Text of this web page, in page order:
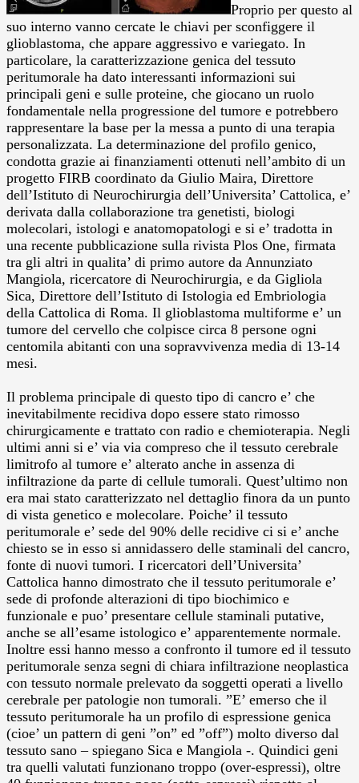
Proprio per questo al
suo interno vanno cercate le chiavi per sconfiggere il
glioblastoma, che appare aggressivo e variegato. In
particolare, la caratterizzazione genica del tessuto
peritumorale ha dato interessanti informazioni sui
principali geni e sulle proteine, che giocano un ruolo
fondamentale nella progressione del tumore e potrebbero
rappresentare la base per la messa a punto di una terapia
personalizzata. La determinazione del profilo genico,
condotta grazie ai finanziamenti ottenuti nell’ambito di un
progetto FIRB coordinato da Giulio Maira, Direttore
dell’Istituto di Neurochirurgia dell’Universita’ Cattolica, e’
derivata dalla collaborazione tra genetisti, biologi
molecolari, istologi e anatomopatologi e si e’ tradotta in
una recente pubblicazione sulla rivista Plos One, firmata
tra gli altri in qualita’ di primo autore da Annunziato
Mangiola, ricercatore di Neurochirurgia, e da Gigliola
Sica, Direttore dell’Istituto di Istologia ed Embriologia
della Cattolica di Roma. Il glioblastoma multiforme e’ un
tumore del cervello che colpisce circa 8 persone ogni
centomila abitanti con una sopravvivenza media di 13-14
mesi.
Il problema principale di questo tipo di cancro e’ che
inevitabilmente recidiva dopo essere stato rimosso
chirurgicamente e trattato con radio e chemioterapia. Negli
ultimi anni si e’ via via compreso che il tessuto cerebrale
limitrofo al tumore e’ alterato anche in assenza di
infiltrazione da parte di cellule tumorali. Quest’ultimo non
era mai stato caratterizzato nel dettaglio finora da un punto
di vista genetico e molecolare. Poiche’ il tessuto
peritumorale e’ sede del 90% delle recidive ci si e’ anche
chiesto se in esso si annidassero delle staminali del cancro,
fonte di nuovi tumori. I ricercatori dell’Universita’
Cattolica hanno dimostrato che il tessuto peritumorale e’
sede di profonde alterazioni di tipo biochimico e
funzionale e puo’ presentare cellule staminali putative,
anche se all’esame istologico e’ apparentemente normale.
Inoltre essi hanno messo a confronto il tumore ed il tessuto
peritumorale senza segni di chiara infiltrazione neoplastica
con tessuto normale prelevato da soggetti operati a livello
cerebrale per patologie non tumorali. ”E’ emerso che il
tessuto peritumorale ha un profilo di espressione genica
(cioe’ un pattern di geni ”on” ed ”off”) molto diverso dal
tessuto sano – spiegano Sica e Mangiola -. Quindici geni
tra quelli valutati funzionano troppo (over-espressi), oltre